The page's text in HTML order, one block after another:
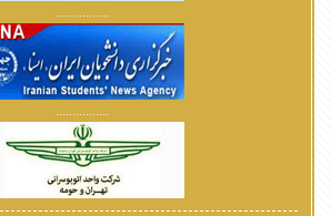
................
................